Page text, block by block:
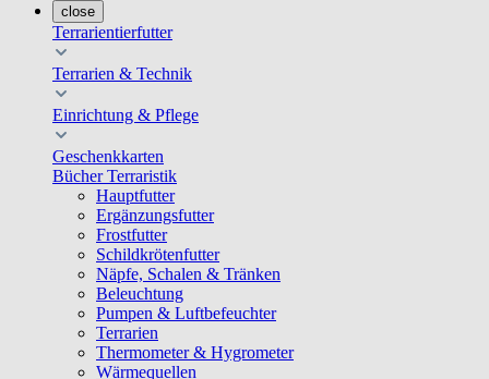
close
Terrarientierfutter
Terrarien & Technik
Einrichtung & Pflege
Geschenkkarten
Bücher Terraristik
Hauptfutter
Ergänzungsfutter
Frostfutter
Schildkrötenfutter
Näpfe, Schalen & Tränken
Beleuchtung
Pumpen & Luftbefeuchter
Terrarien
Thermometer & Hygrometer
Wärmequellen